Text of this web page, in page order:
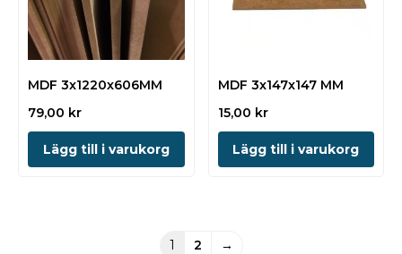
MDF 3x1220x606MM
79,00 kr
Lägg till i varukorg
MDF 3x147x147 MM
15,00 kr
Lägg till i varukorg
1 2 →